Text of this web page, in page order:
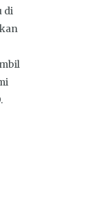
di